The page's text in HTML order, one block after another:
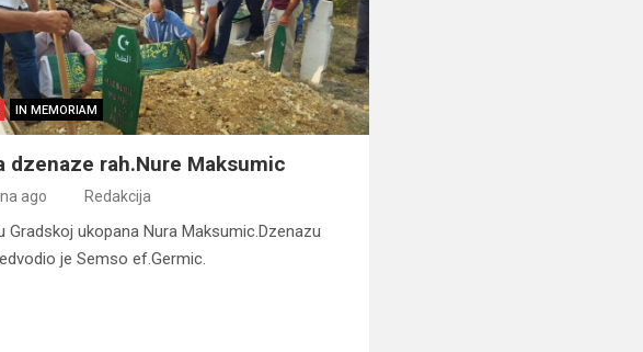
IN MEMORIAM
dzenaze rah.Nure Maksumic
ago Redakcija
Gradskoj ukopana Nura Maksumic.Dzenazu
je Semso ef.Germic.